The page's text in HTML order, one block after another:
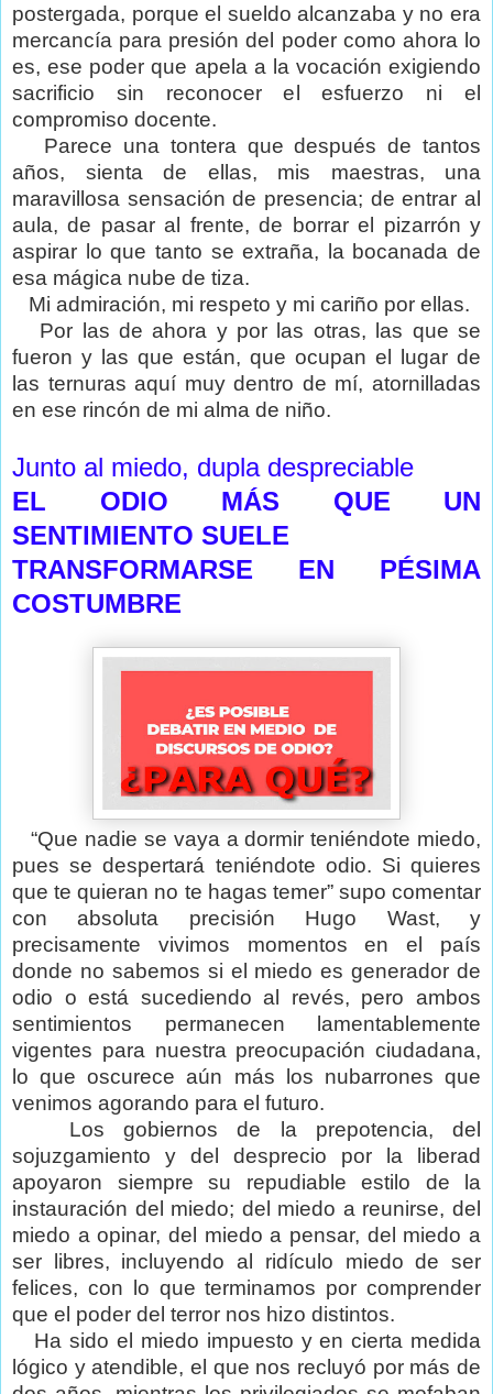
postergada, porque el sueldo alcanzaba y no era
mercancía para presión del poder como ahora lo
es, ese poder que apela a la vocación exigiendo
sacrificio sin reconocer el esfuerzo ni el
compromiso docente.
Parece una tontera que después de tantos
años, sienta de ellas, mis maestras, una
maravillosa sensación de presencia; de entrar al
aula, de pasar al frente, de borrar el pizarrón y
aspirar lo que tanto se extraña, la bocanada de
esa mágica nube de tiza.
Mi admiración, mi respeto y mi cariño por ellas.
Por las de ahora y por las otras, las que se
fueron y las que están, que ocupan el lugar de
las ternuras aquí muy dentro de mí, atornilladas
en ese rincón de mi alma de niño.
Junto al miedo, dupla despreciable
EL ODIO MÁS QUE UN
SENTIMIENTO SUELE
TRANSFORMARSE EN PÉSIMA
COSTUMBRE
“Que nadie se vaya a dormir teniéndote miedo,
pues se despertará teniéndote odio. Si quieres
que te quieran no te hagas temer” supo comentar
con absoluta precisión Hugo Wast, y
precisamente vivimos momentos en el país
donde no sabemos si el miedo es generador de
odio o está sucediendo al revés, pero ambos
sentimientos permanecen lamentablemente
vigentes para nuestra preocupación ciudadana,
lo que oscurece aún más los nubarrones que
venimos agorando para el futuro.
Los gobiernos de la prepotencia, del
sojuzgamiento y del desprecio por la liberad
apoyaron siempre su repudiable estilo de la
instauración del miedo; del miedo a reunirse, del
miedo a opinar, del miedo a pensar, del miedo a
ser libres, incluyendo al ridículo miedo de ser
felices, con lo que terminamos por comprender
que el poder del terror nos hizo distintos.
Ha sido el miedo impuesto y en cierta medida
lógico y atendible, el que nos recluyó por más de